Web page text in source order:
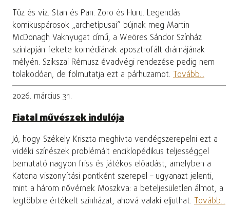
Tűz és víz. Stan és Pan. Zoro és Huru. Legendás
komikuspárosok „archetípusai” bújnak meg Martin
McDonagh Vaknyugat című, a Weöres Sándor Színház
színlapján fekete komédiának aposztrofált drámájának
mélyén. Szikszai Rémusz évadvégi rendezése pedig nem
tolakodóan, de fölmutatja ezt a párhuzamot. Tovább...
2026. március 31.
Fiatal művészek indulója
Jó, hogy Székely Kriszta meghívta vendégszerepelni ezt a
vidéki színészek problémáit enciklopédikus teljességgel
bemutató nagyon friss és játékos előadást, amelyben a
Katona viszonyítási pontként szerepel – ugyanazt jelenti,
mint a három nővérnek Moszkva: a beteljesületlen álmot, a
legtöbbre értékelt színházat, ahová valaki eljuthat. Tovább...